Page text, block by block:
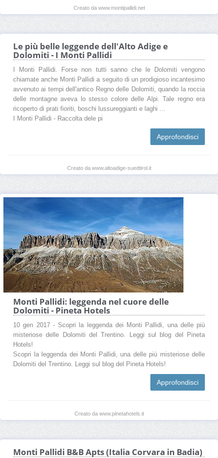
Creato da www.montipallidi.net
Le più belle leggende dell'Alto Adige e
Dolomiti - I Monti Pallidi
I Monti Pallidi. Forse non tutti sanno che le Dolomiti vengono
chiamate anche Monti Pallidi a seguito di un prodigioso incantesimo
avvenuto ai tempi dell'antico Regno delle Dolomiti, quando la roccia
delle montagne aveva lo stesso colore delle Alpi. Tale regno era
ricoperto di prati fioriti, boschi lussureggianti e laghi ...
I Monti Pallidi - Raccolta dele pi
Approfondisci
Creato da www.altoadige-suedtirol.it
Monti Pallidi: leggenda nel cuore delle
Dolomiti - Pineta Hotels
10 gen 2017 - Scopri la leggenda dei Monti Pallidi, una delle più
misteriose delle Dolomiti del Trentino. Leggi sul blog del Pineta
Hotels!
Scopri la leggenda dei Monti Pallidi, una delle più misteriose delle
Dolomiti del Trentino. Leggi sul blog del Pineta Hotels!
Approfondisci
Creato da www.pinetahotels.it
Monti Pallidi B&B Apts (Italia Corvara in Badia)